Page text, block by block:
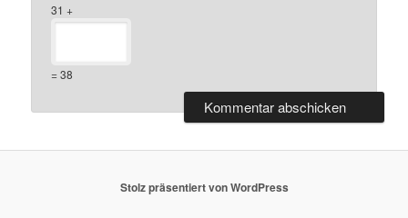
31 +
= 38
Stolz präsentiert von WordPress